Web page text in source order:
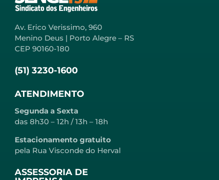
Av. Erico Verissimo, 960
Menino Deus | Porto Alegre – RS
CEP 90160-180
(51) 3230-1600
ATENDIMENTO
Segunda a Sexta
das 8h30 – 12h / 13h – 18h
Estacionamento gratuito
pela Rua Visconde do Herval
ASSESSORIA DE